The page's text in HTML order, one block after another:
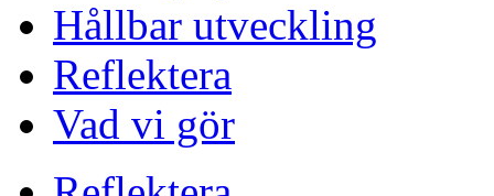
Hållbar utveckling
Reflektera
Vad vi gör